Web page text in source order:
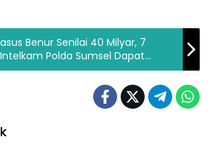
Benur Senilai 40 Milyar, 7
Polda Sumsel Dapat
Menteri